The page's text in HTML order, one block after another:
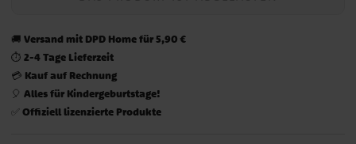
🚚 Versand mit DPD Home für 5,90 €
⏱️ 2-4 Tage Lieferzeit
💳 Kauf auf Rechnung
🎈 Alles für Kindergeburtstage!
✅ Offiziell lizenzierte Produkte